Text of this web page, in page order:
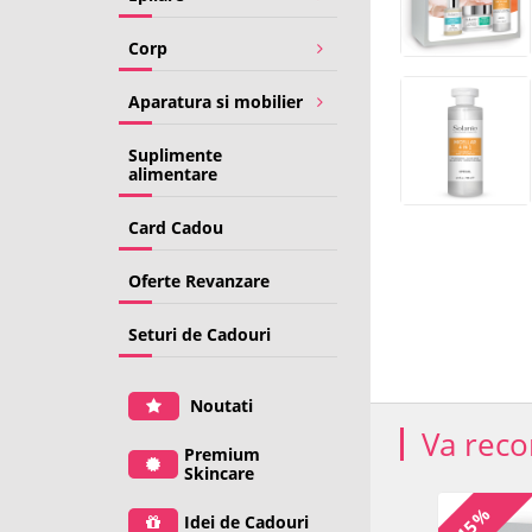
Corp
Aparatura si mobilier
Suplimente
alimentare
Card Cadou
Oferte Revanzare
Seturi de Cadouri
Noutati
Premium
Skincare
Idei de Cadouri
Va
TRANSPORT